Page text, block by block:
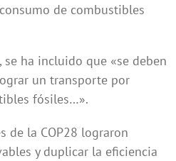
de combustibles
ha incluido que «se deben
un transporte por
fósiles…».
de la COP28 lograron
y duplicar la eficiencia